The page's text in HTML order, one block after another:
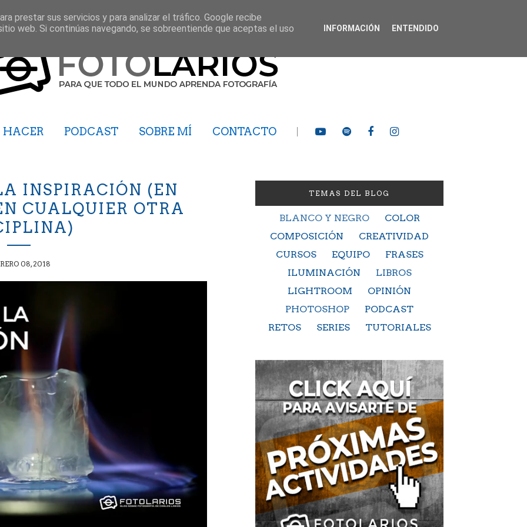
HACER PODCAST SOBRE MÍ CONTACTO
INSPIRACIÓN (EN
CUALQUIER OTRA
08, 2018
TEMAS DEL BLOG
BLANCO Y NEGRO
COLOR
COMPOSICIÓN
CREATIVIDAD
CURSOS
EQUIPO
FRASES
ILUMINACIÓN
LIBROS
LIGHTROOM
OPINIÓN
PHOTOSHOP
PODCAST
RETOS
SERIES TUTORIALES
prestar sus servicios y para analizar el tráfico. Google recibe
web. Si continúas navegando, se sobreentiende que aceptas el uso
INFORMACIÓN ENTENDIDO